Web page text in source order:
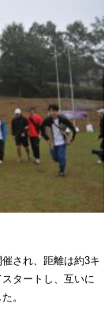
され、距離は約3キ
タートし、互いに
。